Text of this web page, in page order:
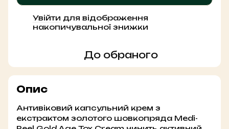
Увійти для відображення
накопичувальної знижки
До обраного
Опис
Антивіковий капсульний крем з
екстрактом золотого шовкопряда Medi-